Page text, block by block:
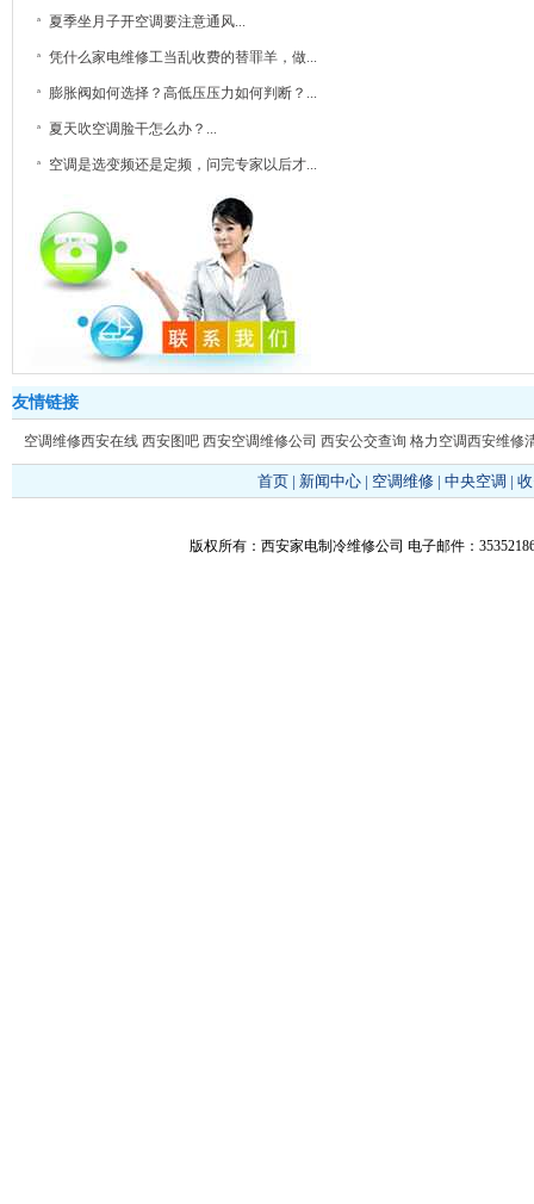
夏季坐月子开空调要注意通风...
凭什么家电维修工当乱收费的替罪羊，做...
膨胀阀如何选择？高低压压力如何判断？...
夏天吹空调脸干怎么办？...
空调是选变频还是定频，问完专家以后才...
友情链接
空调维修西安在线 西安图吧 西安空调维修公司 西安公交查询 格力空调西安维修
首页| 新闻中心| 空调维修| 中央空调 |
版权所有：西安家电制冷维修公司 电子邮件：